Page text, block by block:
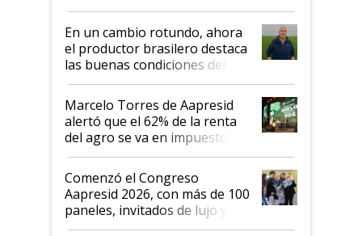
demostrar que hablar del
suelo es hablar de todo el
sistema productivo"
En un cambio rotundo, ahora
el productor brasilero destaca
las buenas condiciones del
agro argentino para invertir:
"Los veo más motivados"
Marcelo Torres de Aapresid
alertó que el 62% de la renta
del agro se va en impuestos:
"No es bueno que en
Argentina se sigan discutiendo
las mismas cosas de hace 50
años"
Comenzó el Congreso
Aapresid 2026, con más de 100
paneles, invitados de lujo y
todas las tendencias